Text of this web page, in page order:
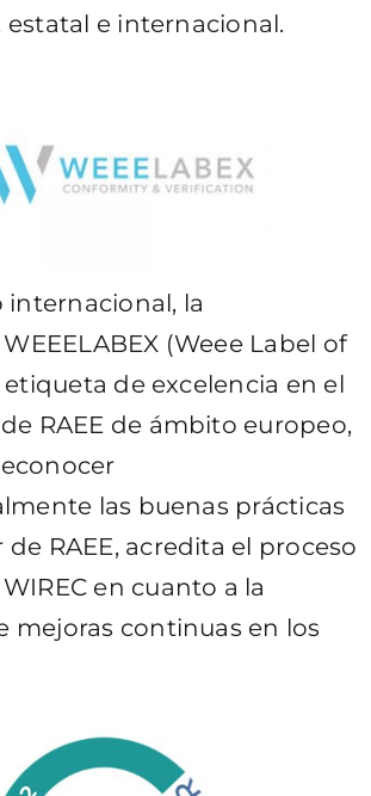
e internacional.
internacional, la
(Weee Label of
etiqueta de excelencia en el
RAEE de ámbito europeo,
las buenas prácticas
RAEE, acredita el proceso
en cuanto a la
mejoras continuas en los